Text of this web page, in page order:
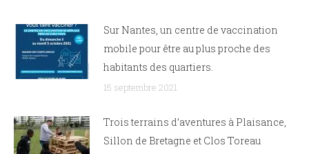
Sur Nantes, un centre de vaccination
mobile pour être au plus proche des
habitants des quartiers.
15 septembre 2021
Trois terrains d’aventures à Plaisance,
Sillon de Bretagne et Clos Toreau